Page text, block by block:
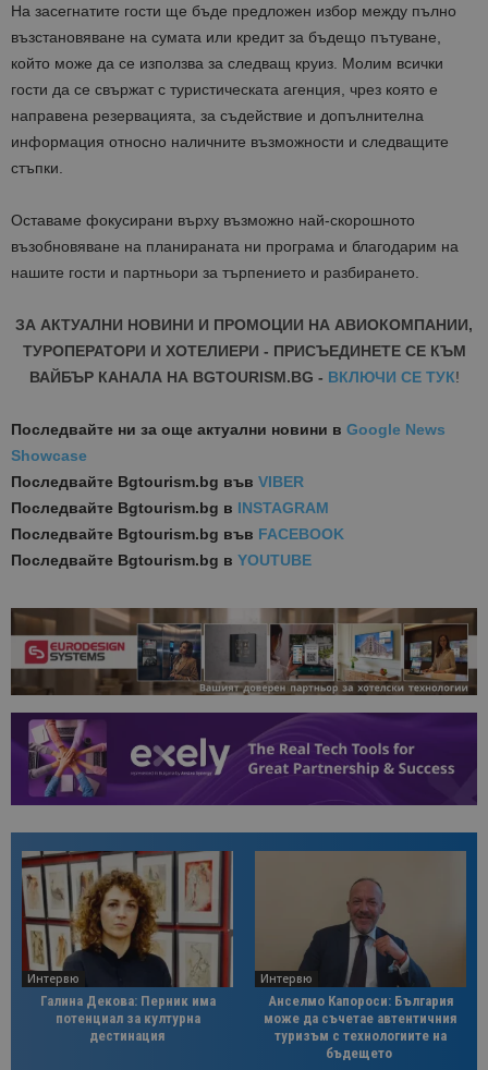
На засегнатите гости ще бъде предложен избор между пълно
възстановяване на сумата или кредит за бъдещо пътуване,
който може да се използва за следващ круиз. Молим всички
гости да се свържат с туристическата агенция, чрез която е
направена резервацията, за съдействие и допълнителна
информация относно наличните възможности и следващите
стъпки.
Оставаме фокусирани върху възможно най-скорошното
възобновяване на планираната ни програма и благодарим на
нашите гости и партньори за търпението и разбирането.
ЗА АКТУАЛНИ НОВИНИ И ПРОМОЦИИ НА АВИОКОМПАНИИ,
ТУРОПЕРАТОРИ И ХОТЕЛИЕРИ - ПРИСЪЕДИНЕТЕ СЕ КЪМ
ВАЙБЪР КАНАЛА НА BGTOURISM.BG - ВКЛЮЧИ СЕ ТУК!
Последвайте ни за още актуални новини в Google News
Showcase
Последвайте Bgtourism.bg във VIBER
Последвайте Bgtourism.bg в INSTAGRAM
Последвайте Bgtourism.bg във FACEBOOK
Последвайте Bgtourism.bg в YOUTUBE
Интервю
Галина Декова: Перник има
потенциал за културна
дестинация
Интервю
Анселмо Капороси: България
може да съчетае автентичния
туризъм с технологиите на
бъдещето